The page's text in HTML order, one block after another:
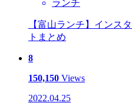
ランチ
【富山ランチ】インス
トまとめ
8
150,150 Views
2022.04.25